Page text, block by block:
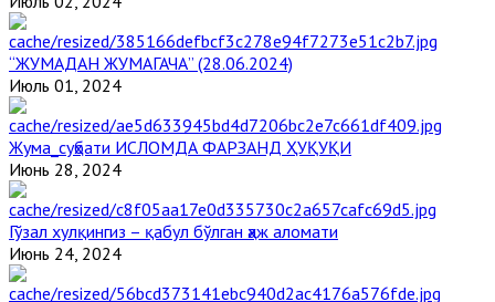
“ЖУМАДАН ЖУМАГАЧА” (28.06.2024)
Июль 01, 2024
Жума_суҳбати ИСЛОМДА ФАРЗАНД ҲУҚУҚИ
Июнь 28, 2024
Гўзал хулқингиз – қабул бўлган ҳаж аломати
Июнь 24, 2024